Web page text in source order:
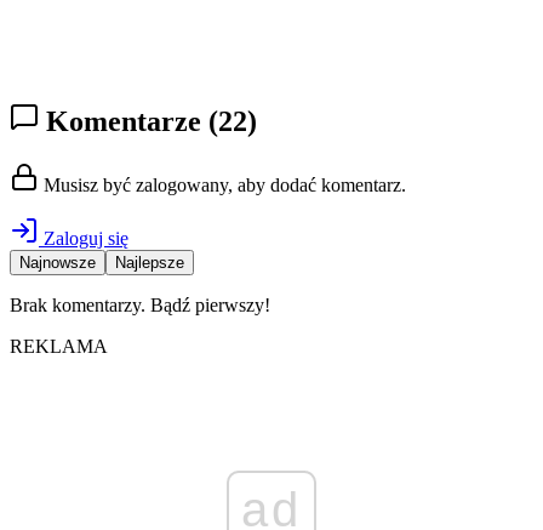
Komentarze (22)
Musisz być zalogowany, aby dodać komentarz.
Zaloguj się
Najnowsze Najlepsze
Brak komentarzy. Bądź pierwszy!
REKLAMA
ad